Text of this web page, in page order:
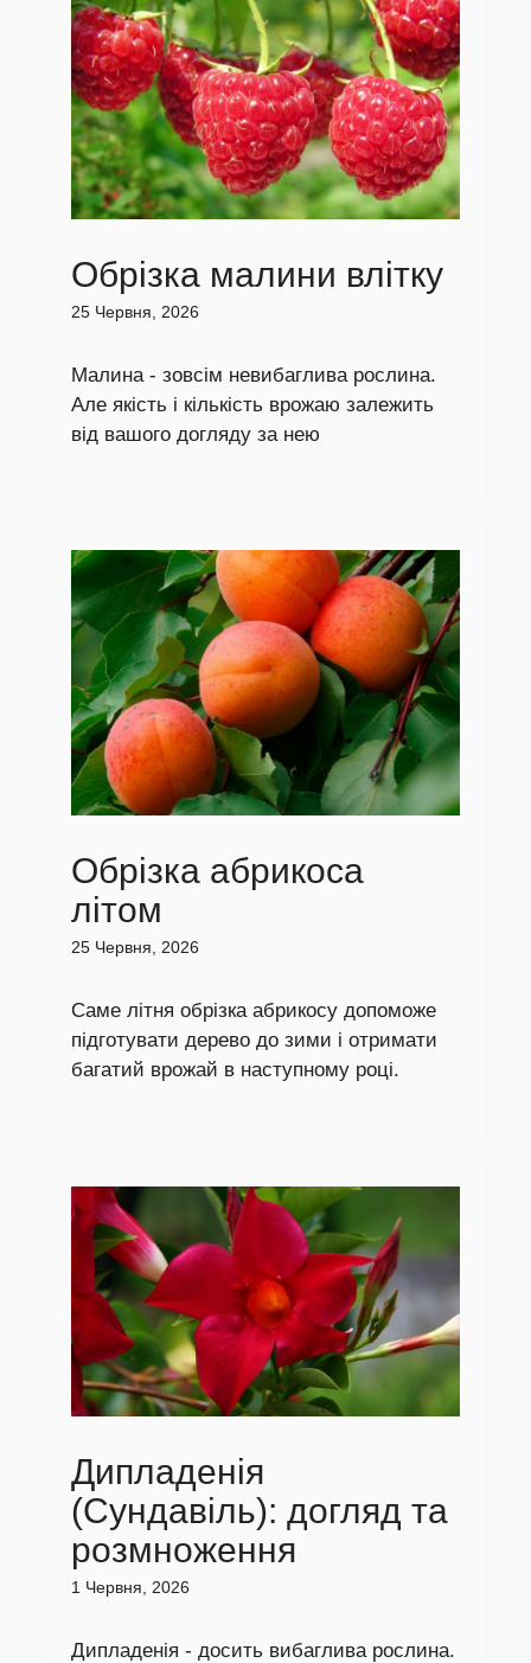
Обрізка малини влітку
25 Червня, 2026
Малина - зовсім невибаглива рослина.
Але якість і кількість врожаю залежить
від вашого догляду за нею
Обрізка абрикоса
літом
25 Червня, 2026
Саме літня обрізка абрикосу допоможе
підготувати дерево до зими і отримати
багатий врожай в наступному році.
Дипладенія
(Сундавіль): догляд та
розмноження
1 Червня, 2026
Дипладенія - досить вибаглива рослина.